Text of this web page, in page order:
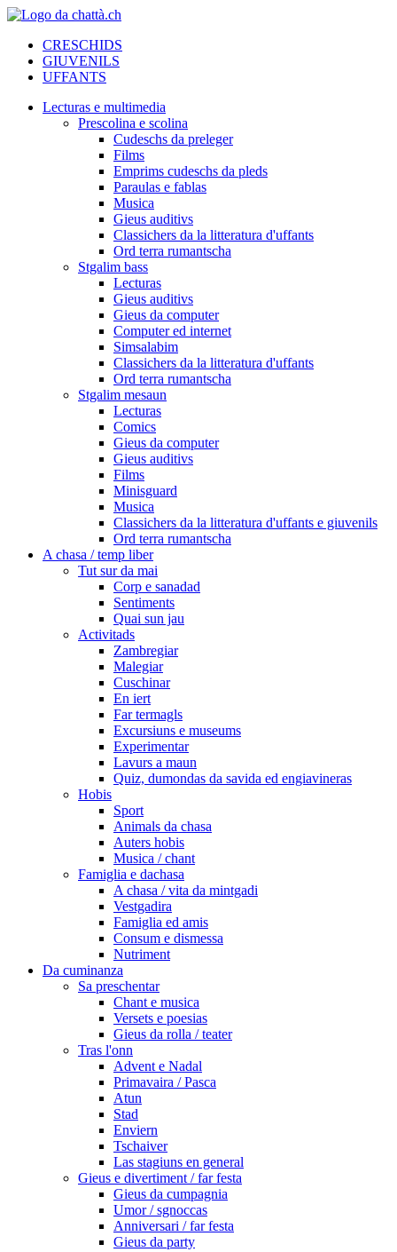
CRESCHIDS
GIUVENILS
UFFANTS
Lecturas e multimedia
Prescolina e scolina
Cudeschs da preleger
Films
Emprims cudeschs da pleds
Paraulas e fablas
Musica
Gieus auditivs
Classichers da la litteratura d'uffants
Ord terra rumantscha
Stgalim bass
Lecturas
Gieus auditivs
Gieus da computer
Computer ed internet
Simsalabim
Classichers da la litteratura d'uffants
Ord terra rumantscha
Stgalim mesaun
Lecturas
Comics
Gieus da computer
Gieus auditivs
Films
Minisguard
Musica
Classichers da la litteratura d'uffants e giuvenils
Ord terra rumantscha
A chasa / temp liber
Tut sur da mai
Corp e sanadad
Sentiments
Quai sun jau
Activitads
Zambregiar
Malegiar
Cuschinar
En iert
Far termagls
Excursiuns e museums
Experimentar
Lavurs a maun
Quiz, dumondas da savida ed engiavineras
Hobis
Sport
Animals da chasa
Auters hobis
Musica / chant
Famiglia e dachasa
A chasa / vita da mintgadi
Vestgadira
Famiglia ed amis
Consum e dismessa
Nutriment
Da cuminanza
Sa preschentar
Chant e musica
Versets e poesias
Gieus da rolla / teater
Tras l'onn
Advent e Nadal
Primavaira / Pasca
Atun
Stad
Enviern
Tschaiver
Las stagiuns en general
Gieus e divertiment / far festa
Gieus da cumpagnia
Umor / sgnoccas
Anniversari / far festa
Gieus da party